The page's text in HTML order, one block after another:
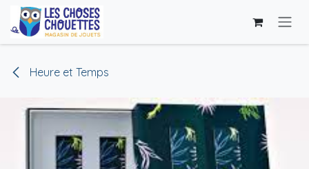
Skip to Content
Heure et Temps